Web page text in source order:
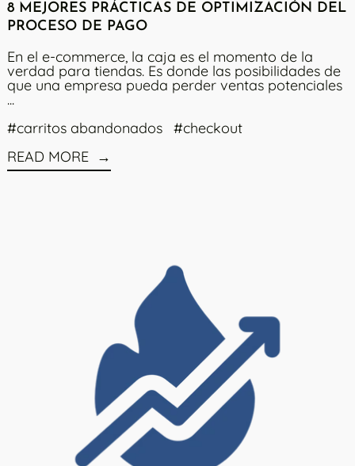
8 MEJORES PRÁCTICAS DE OPTIMIZACIÓN DEL
PROCESO DE PAGO
En el e-commerce, la caja es el momento de la
verdad para tiendas. Es donde las posibilidades de
que una empresa pueda perder ventas potenciales
...
#carritos abandonados
#checkout
READ MORE